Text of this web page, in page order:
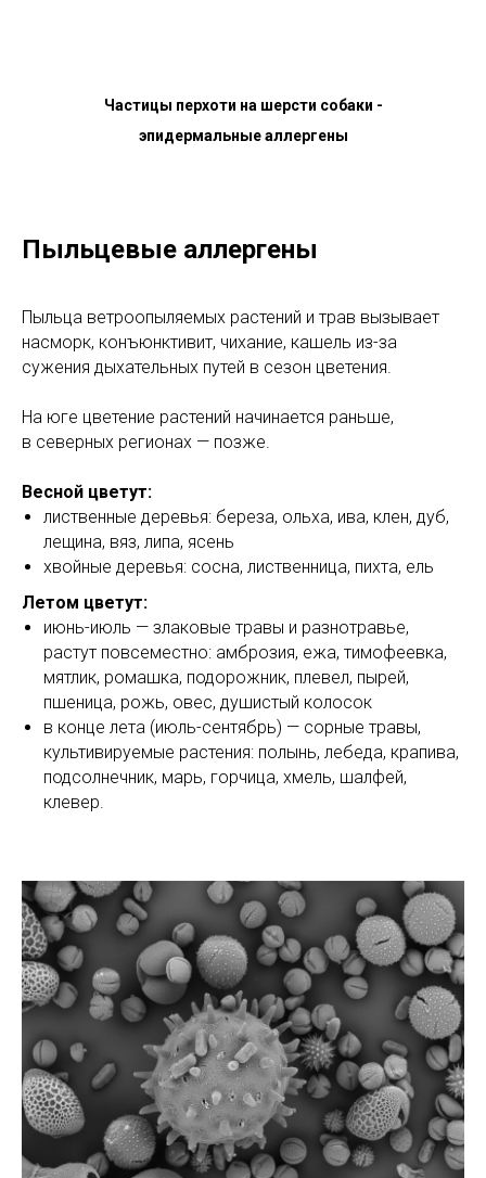
Частицы перхоти на шерсти собаки -
эпидермальные аллергены
Пыльцевые аллергены
Пыльца ветроопыляемых растений и трав вызывает
насморк, конъюнктивит, чихание, кашель из-за
сужения дыхательных путей в сезон цветения.
На юге цветение растений начинается раньше,
в северных регионах — позже.
Весной цветут:
лиственные деревья: береза, ольха, ива, клен, дуб,
лещина, вяз, липа, ясень
хвойные деревья: сосна, лиственница, пихта, ель
Летом цветут:
июнь-июль — злаковые травы и разнотравье,
растут повсеместно: амброзия, ежа, тимофеевка,
мятлик, ромашка, подорожник, плевел, пырей,
пшеница, рожь, овес, душистый колосок
в конце лета (июль-сентябрь) — сорные травы,
культивируемые растения: полынь, лебеда, крапива,
подсолнечник, марь, горчица, хмель, шалфей,
клевер.